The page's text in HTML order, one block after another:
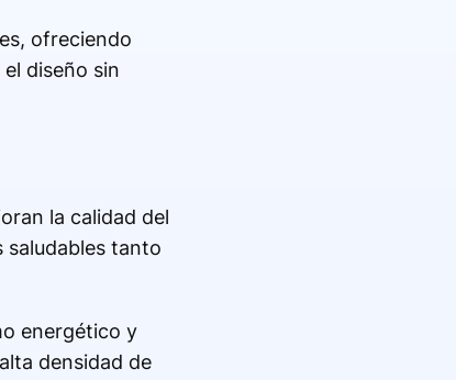
ofreciendo
diseño sin
la calidad del
saludables tanto
energético y
densidad de